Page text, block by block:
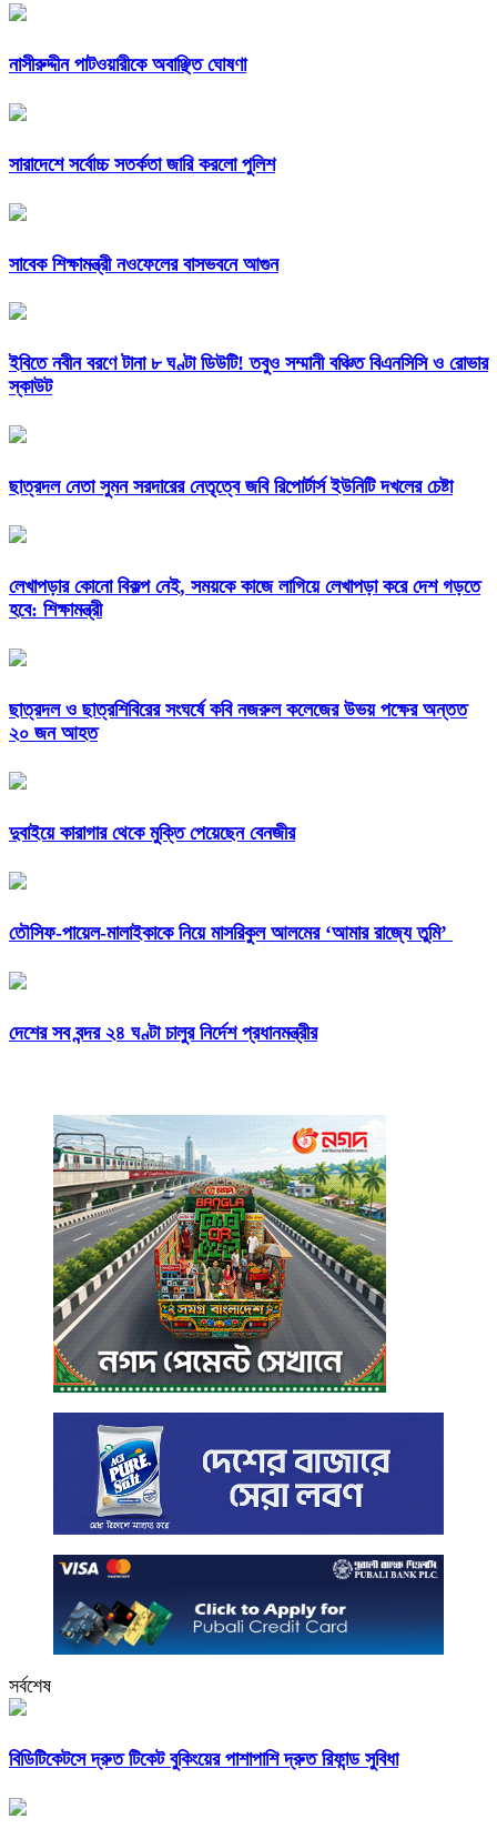
নাসীরুদ্দীন পাটওয়ারীকে অবাঞ্ছিত ঘোষণা
সারাদেশে সর্বোচ্চ সতর্কতা জারি করলো পুলিশ
সাবেক শিক্ষামন্ত্রী নওফেলের বাসভবনে আগুন
ইবিতে নবীন বরণে টানা ৮ ঘণ্টা ডিউটি! তবুও সম্মানী বঞ্চিত বিএনসিসি ও রোভার
স্কাউট
ছাত্রদল নেতা সুমন সরদারের নেতৃত্বে জবি রিপোর্টার্স ইউনিটি দখলের চেষ্টা
লেখাপড়ার কোনো বিকল্প নেই, সময়কে কাজে লাগিয়ে লেখাপড়া করে দেশ গড়তে
হবে: শিক্ষামন্ত্রী
ছাত্রদল ও ছাত্রশিবিরের সংঘর্ষে কবি নজরুল কলেজের উভয় পক্ষের অন্তত
২০ জন আহত
দুবাইয়ে কারাগার থেকে মুক্তি পেয়েছেন বেনজীর
তৌসিফ-পায়েল-মালাইকাকে নিয়ে মাসরিকুল আলমের ‘আমার রাজ্যে তুমি’
দেশের সব বন্দর ২৪ ঘণ্টা চালুর নির্দেশ প্রধানমন্ত্রীর
সর্বশেষ
বিডিটিকেটসে দ্রুত টিকেট বুকিংয়ের পাশাপাশি দ্রুত রিফান্ড সুবিধা